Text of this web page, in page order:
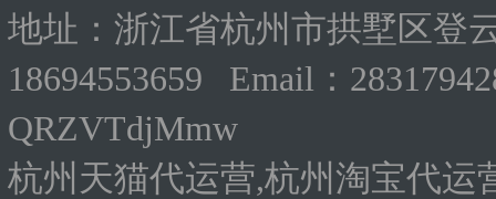
地址：浙江省杭州市拱墅区登
18694553659 Email：
QRZVTdjMmw
杭州天猫代运营,杭州淘宝代运